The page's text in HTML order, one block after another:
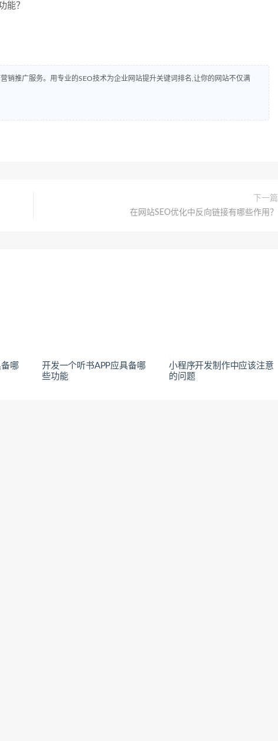
能？
销推广服务。用专业的SEO技术为企业网站提升关键词排名,让你的网站不仅满
下一篇
在网站SEO优化中反向链接有哪些作用？
哪
开发一个听书APP应具备哪
些功能
小程序开发制作中应该注意
的问题